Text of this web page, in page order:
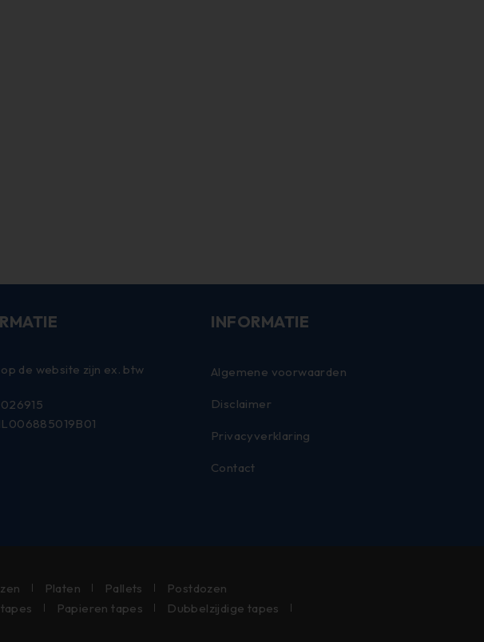
de website zijn ex. btw
INFORMATIE
Algemene voorwaarden
Disclaimer
Privacyverklaring
Contact
Platen Pallets
Postdozen
Papieren tapes
Dubbelzijdige tapes